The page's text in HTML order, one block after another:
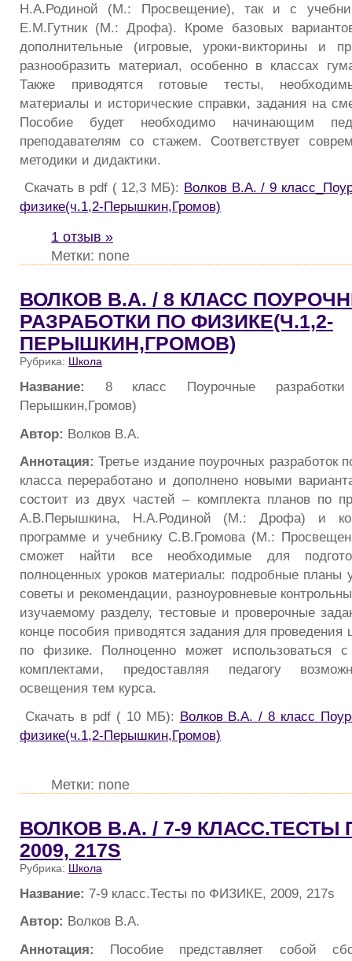
Н.А.Родиной (М.: Просвещение), так и с
Е.М.Гутник (М.: Дрофа). Кроме базовых
дополнительные (игровые, уроки-викторины и
разнообразить материал, особенно в классах
Также приводятся готовые тесты,
материалы и исторические справки, задания на
Пособие будет необходимо начинающим
преподавателям со стажем. Соответствует
методики и дидактики.
Скачать в pdf ( 12,3 МБ): Волков В.А. / 9
физике(ч.1,2-Перышкин,Громов)
1 отзыв »
Метки: none
ВОЛКОВ В.А. / 8 КЛАСС
РАЗРАБОТКИ ПО ФИЗИКЕ(Ч.1,2-
ПЕРЫШКИН,ГРОМОВ)
Рубрика: Школа
Название: 8 класс Поурочные
Перышкин,Громов)
Автор: Волков В.А.
Аннотация: Третье издание поурочных разработок
класса переработано и дополнено новыми
состоит из двух частей – комплекта планов по
А.В.Перышкина, Н.А.Родиной (М.: Дрофа) и
программе и учебнику С.В.Громова (М.:
сможет найти все необходимые для
полноценных уроков материалы: подробные планы
советы и рекомендации, разноуровневые
изучаемому разделу, тестовые и проверочные
конце пособия приводятся задания для
по физике. Полноценно может использоваться
комплектами, предоставляя педагогу
освещения тем курса.
Скачать в pdf ( 10 МБ): Волков В.А. / 8 класс
физике(ч.1,2-Перышкин,Громов)
Метки: none
ВОЛКОВ В.А. / 7-9 КЛАСС.ТЕСТЫ
2009, 217S
Рубрика: Школа
Название: 7-9 класс.Тесты по ФИЗИКЕ, 2009, 217s
Автор: Волков В.А.
Аннотация: Пособие представляет собой